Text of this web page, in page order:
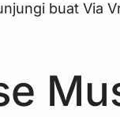
buat Via